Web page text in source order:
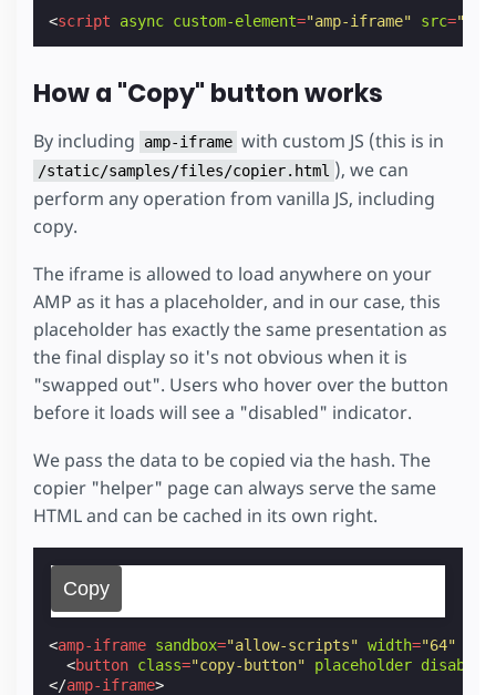
<script async custom-element="amp-iframe" src=
How a "Copy" button works
By including amp-iframe with custom JS (this is in
/static/samples/files/copier.html ), we can
perform any operation from vanilla JS, including
copy.
The iframe is allowed to load anywhere on your
AMP as it has a placeholder, and in our case, this
placeholder has exactly the same presentation as
the final display so it's not obvious when it is
"swapped out". Users who hover over the button
before it loads will see a "disabled" indicator.
We pass the data to be copied via the hash. The
copier "helper" page can always serve the same
HTML and can be cached in its own right.
<amp-iframe sandbox="allow-scripts" width="64"
<button class="copy-button" placeholder disabled
</amp-iframe>